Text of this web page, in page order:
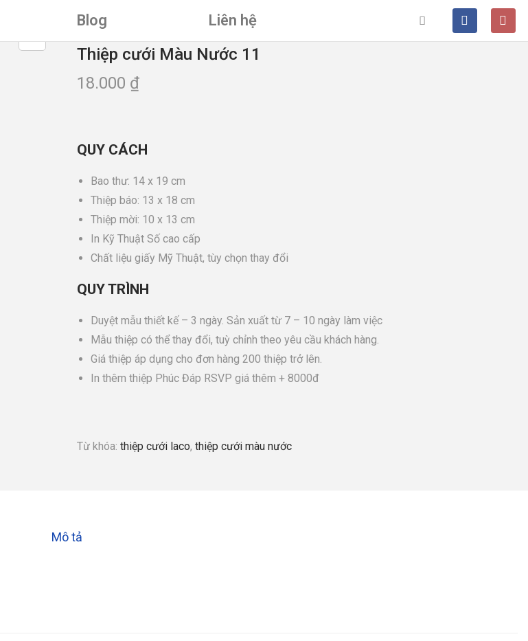
Blog Liên hệ
Thiệp cưới Màu Nước 11
18.000 ₫
QUY CÁCH
Bao thư: 14 x 19 cm
Thiệp báo: 13 x 18 cm
Thiệp mời: 10 x 13 cm
In Kỹ Thuật Số cao cấp
Chất liệu giấy Mỹ Thuật, tùy chọn thay đổi
QUY TRÌNH
Duyệt mẫu thiết kế – 3 ngày. Sản xuất từ 7 – 10 ngày làm việc
Mẫu thiệp có thể thay đổi, tuỳ chỉnh theo yêu cầu khách hàng.
Giá thiệp áp dụng cho đơn hàng 200 thiệp trở lên.
In thêm thiệp Phúc Đáp RSVP giá thêm + 8000đ
Từ khóa: thiệp cưới laco, thiệp cưới màu nước
Mô tả